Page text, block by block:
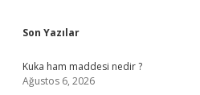
Sidebar
Son Yazılar
Kuka ham maddesi nedir ?
Ağustos 6, 2026